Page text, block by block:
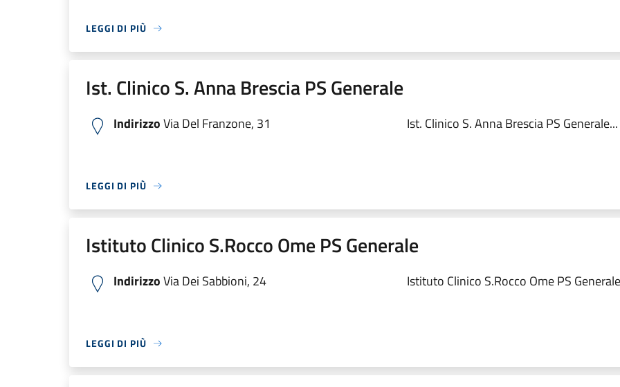
LEGGI DI PIÙ
Ist. Clinico S. Anna Brescia PS Generale
IndirizzoVia Del Franzone, 31 Ist. Clinico S. Anna Brescia PS Generale...
LEGGI DI PIÙ
Istituto Clinico S.Rocco Ome PS Generale
IndirizzoVia Dei Sabbioni, 24 Istituto Clinico S.Rocco Ome PS
LEGGI DI PIÙ